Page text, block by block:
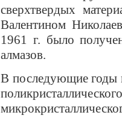
сверхтвердых
Валентином
1961 г. было
алмазов.
В последующие годы